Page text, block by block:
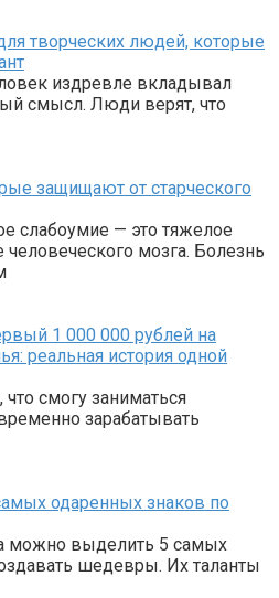
творческих людей, которые
издревле вкладывал
смысл. Люди верят, что
защищают от старческого
слабоумие — это тяжелое
мозга. Болезнь
1 000 000 рублей на
реальная история одной
смогу заниматься
зарабатывать
одаренных знаков по
можно выделить 5 самых
шедевры. Их таланты